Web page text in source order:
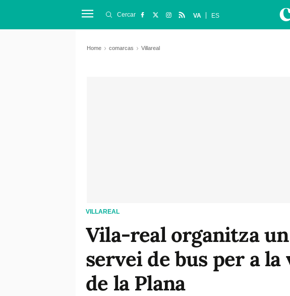
Cercar VA ES
Home comarcas Villareal
VILLAREAL
Vila-real organitza
servei de bus per a
de la Plana